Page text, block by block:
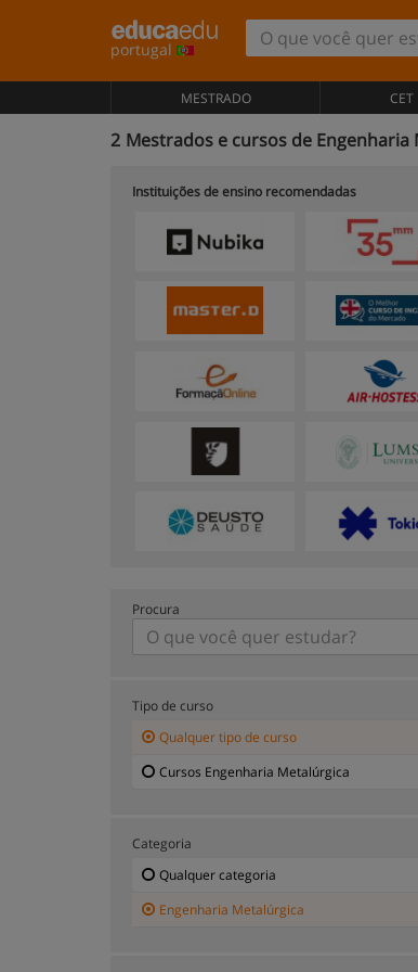
portugal
MESTRADO CET
2 Mestrados e cursos de
Instituições de ensino recomendadas
Procura
Tipo de curso
Qualquer tipo de curso
Cursos Engenharia Metalúrgica
Categoria
Qualquer categoria
Engenharia Metalúrgica